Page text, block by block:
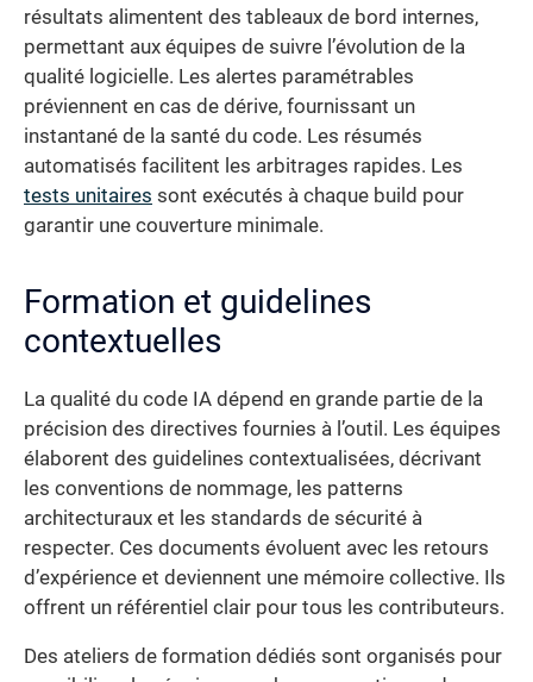
résultats alimentent des tableaux de bord internes,
permettant aux équipes de suivre l’évolution de la
qualité logicielle. Les alertes paramétrables
préviennent en cas de dérive, fournissant un
instantané de la santé du code. Les résumés
automatisés facilitent les arbitrages rapides. Les
tests unitaires sont exécutés à chaque build pour
garantir une couverture minimale.
Formation et guidelines
contextuelles
La qualité du code IA dépend en grande partie de la
précision des directives fournies à l’outil. Les équipes
élaborent des guidelines contextualisées, décrivant
les conventions de nommage, les patterns
architecturaux et les standards de sécurité à
respecter. Ces documents évoluent avec les retours
d’expérience et deviennent une mémoire collective. Ils
offrent un référentiel clair pour tous les contributeurs.
Des ateliers de formation dédiés sont organisés pour